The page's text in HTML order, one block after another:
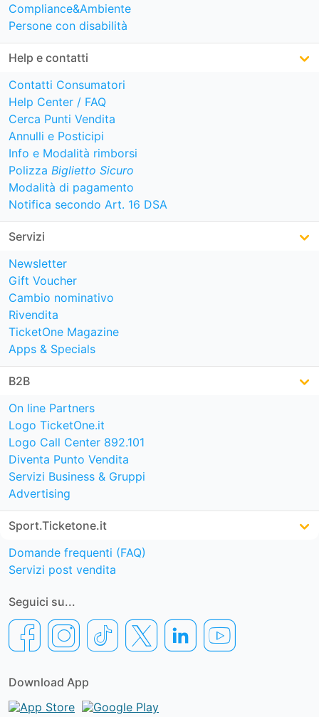
Compliance&Ambiente
Persone con disabilità
Help e contatti
Contatti Consumatori
Help Center / FAQ
Cerca Punti Vendita
Annulli e Posticipi
Info e Modalità rimborsi
Polizza Biglietto Sicuro
Modalità di pagamento
Notifica secondo Art. 16 DSA
Servizi
Newsletter
Gift Voucher
Cambio nominativo
Rivendita
TicketOne Magazine
Apps & Specials
B2B
On line Partners
Logo TicketOne.it
Logo Call Center 892.101
Diventa Punto Vendita
Servizi Business & Gruppi
Advertising
Sport.Ticketone.it
Domande frequenti (FAQ)
Servizi post vendita
Seguici su...
Download App